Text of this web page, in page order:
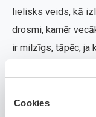
Cookies
lielisks veids, kā
drosmi, kamēr
ir milzīgs, tāpēc, ja